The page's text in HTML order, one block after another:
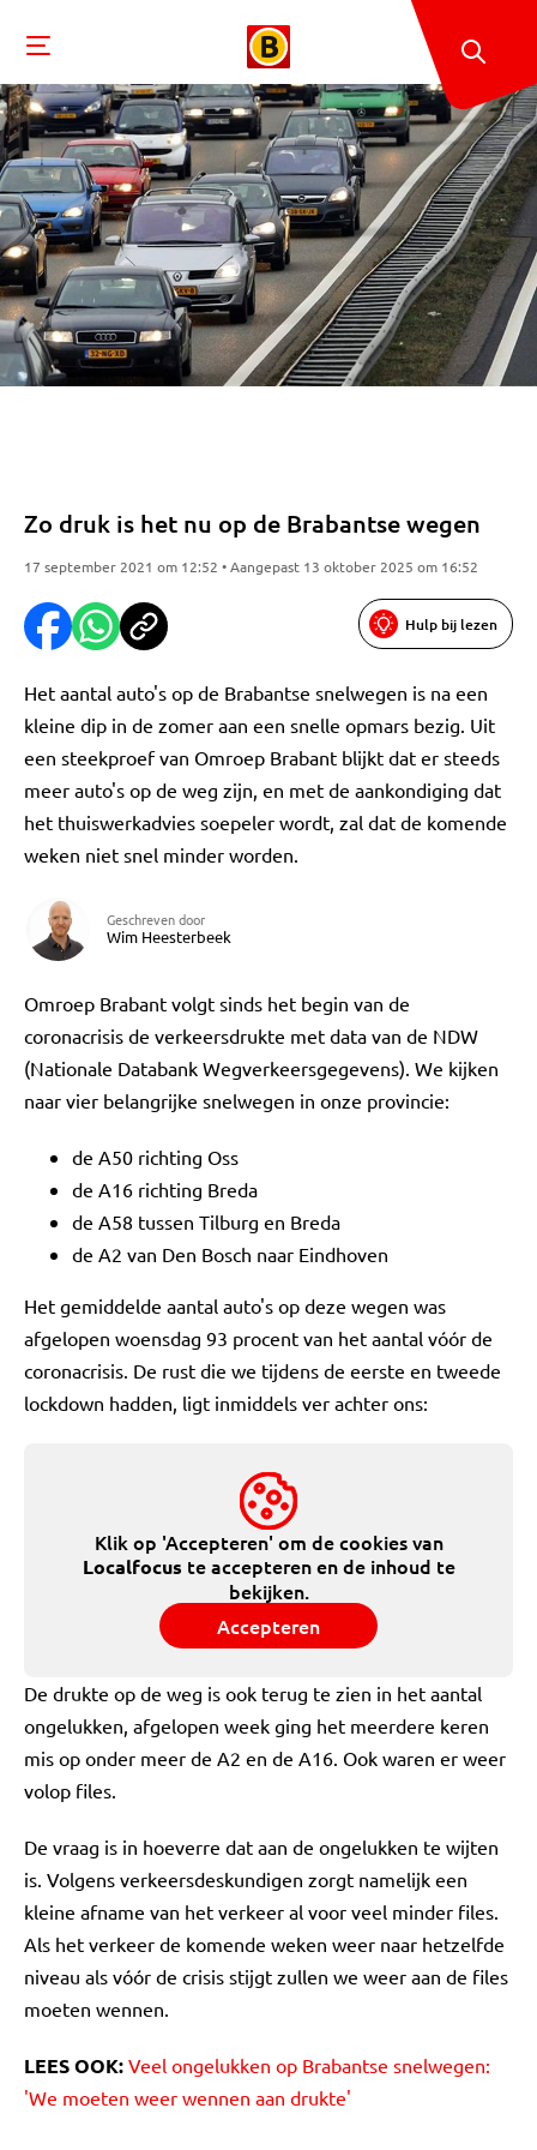
Zo druk is het nu op de Brabantse wegen
17 september 2021 om 12:52 • Aangepast 13 oktober 2025 om 16:52
Hulp bij lezen
Het aantal auto's op de Brabantse snelwegen is na een
kleine dip in de zomer aan een snelle opmars bezig. Uit
een steekproef van Omroep Brabant blijkt dat er steeds
meer auto's op de weg zijn, en met de aankondiging dat
het thuiswerkadvies soepeler wordt, zal dat de komende
weken niet snel minder worden.
Geschreven door
Wim Heesterbeek
Omroep Brabant volgt sinds het begin van de
coronacrisis de verkeersdrukte met data van de NDW
(Nationale Databank Wegverkeersgegevens). We kijken
naar vier belangrijke snelwegen in onze provincie:
de A50 richting Oss
de A16 richting Breda
de A58 tussen Tilburg en Breda
de A2 van Den Bosch naar Eindhoven
Het gemiddelde aantal auto's op deze wegen was
afgelopen woensdag 93 procent van het aantal vóór de
coronacrisis. De rust die we tijdens de eerste en tweede
lockdown hadden, ligt inmiddels ver achter ons:
Klik op 'Accepteren' om de cookies van
Localfocus te accepteren en de inhoud te
bekijken.
Accepteren
De drukte op de weg is ook terug te zien in het aantal
ongelukken, afgelopen week ging het meerdere keren
mis op onder meer de A2 en de A16. Ook waren er weer
volop files.
De vraag is in hoeverre dat aan de ongelukken te wijten
is. Volgens verkeersdeskundigen zorgt namelijk een
kleine afname van het verkeer al voor veel minder files.
Als het verkeer de komende weken weer naar hetzelfde
niveau als vóór de crisis stijgt zullen we weer aan de files
moeten wennen.
LEES OOK: Veel ongelukken op Brabantse snelwegen:
'We moeten weer wennen aan drukte'